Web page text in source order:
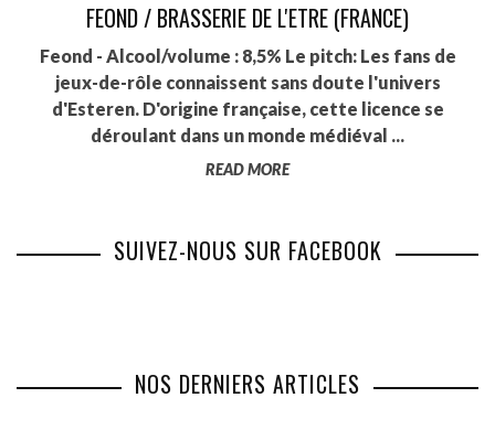
FEOND / BRASSERIE DE L'ETRE (FRANCE)
Feond - Alcool/volume : 8,5% Le pitch: Les fans de
jeux-de-rôle connaissent sans doute l'univers
d'Esteren. D'origine française, cette licence se
déroulant dans un monde médiéval ...
READ MORE
SUIVEZ-NOUS SUR FACEBOOK
NOS DERNIERS ARTICLES